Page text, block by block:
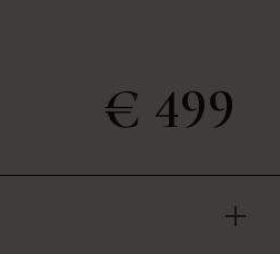
€ 499